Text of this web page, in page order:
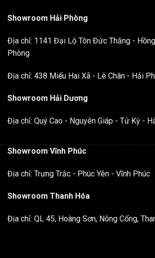
Showroom Hải Phòng
Địa chỉ: 1141 Đại Lộ Tôn Đức Thắng -
Phòng
Địa chỉ: 438 Miếu Hai Xã - Lê Chân - Hải
Showroom Hải Dương
Địa chỉ: Quý Cao - Nguyên Giáp - Tứ Kỳ -
Showroom Vĩnh Phúc
Địa chỉ: Trưng Trắc - Phúc Yên - Vĩnh Phúc
Showroom Thanh Hóa
Địa chỉ: QL 45, Hoàng Sơn, Nông Cống,